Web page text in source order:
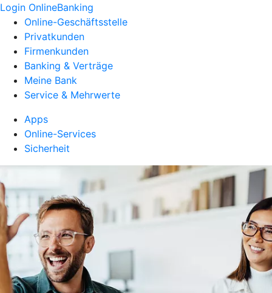
Login OnlineBanking
Online-Geschäftsstelle
Privatkunden
Firmenkunden
Banking & Verträge
Meine Bank
Service & Mehrwerte
Apps
Online-Services
Sicherheit